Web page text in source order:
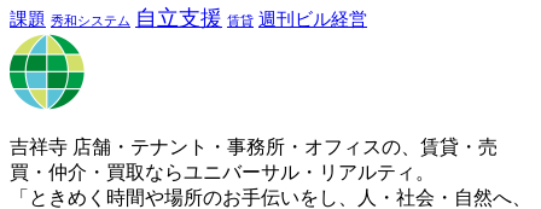
課題 秀和システム 自立支援 賃貸 週刊ビル経営
吉祥寺 店舗・テナント・事務所・オフィスの、賃貸・売
買・仲介・買取ならユニバーサル・リアルティ。
「ときめく時間や場所のお手伝いをし、人・社会・自然へ、